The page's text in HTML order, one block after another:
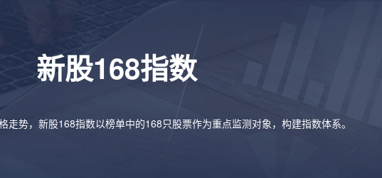
新股168指数
走势，新股168指数以榜单中的168只股票作为重点监测对象，构建指数体系。